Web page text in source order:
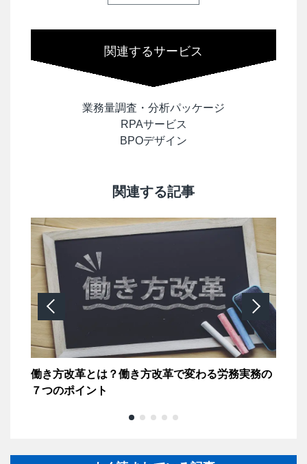
関連するサービス
業務量調査・分析パッケージ
RPAサービス
BPOデザイン
関連する記事
働き方改革とは？働き方改革で変わる労務実務の
７つのポイント